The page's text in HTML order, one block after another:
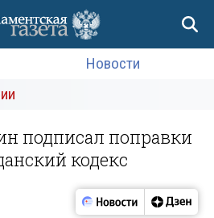
Новости
подписал поправки
кодекс